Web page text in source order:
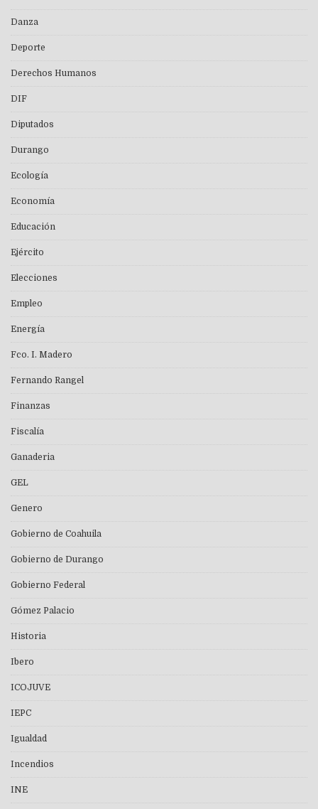
Danza
Deporte
Derechos Humanos
DIF
Diputados
Durango
Ecología
Economía
Educación
Ejército
Elecciones
Empleo
Energía
Fco. I. Madero
Fernando Rangel
Finanzas
Fiscalía
Ganaderia
GEL
Genero
Gobierno de Coahuila
Gobierno de Durango
Gobierno Federal
Gómez Palacio
Historia
Ibero
ICOJUVE
IEPC
Igualdad
Incendios
INE